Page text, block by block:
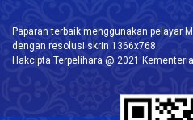
Paparan terbaik menggunakan pelayar
dengan resolusi skrin 1366x768.
Hakcipta Terpelihara @ 2021